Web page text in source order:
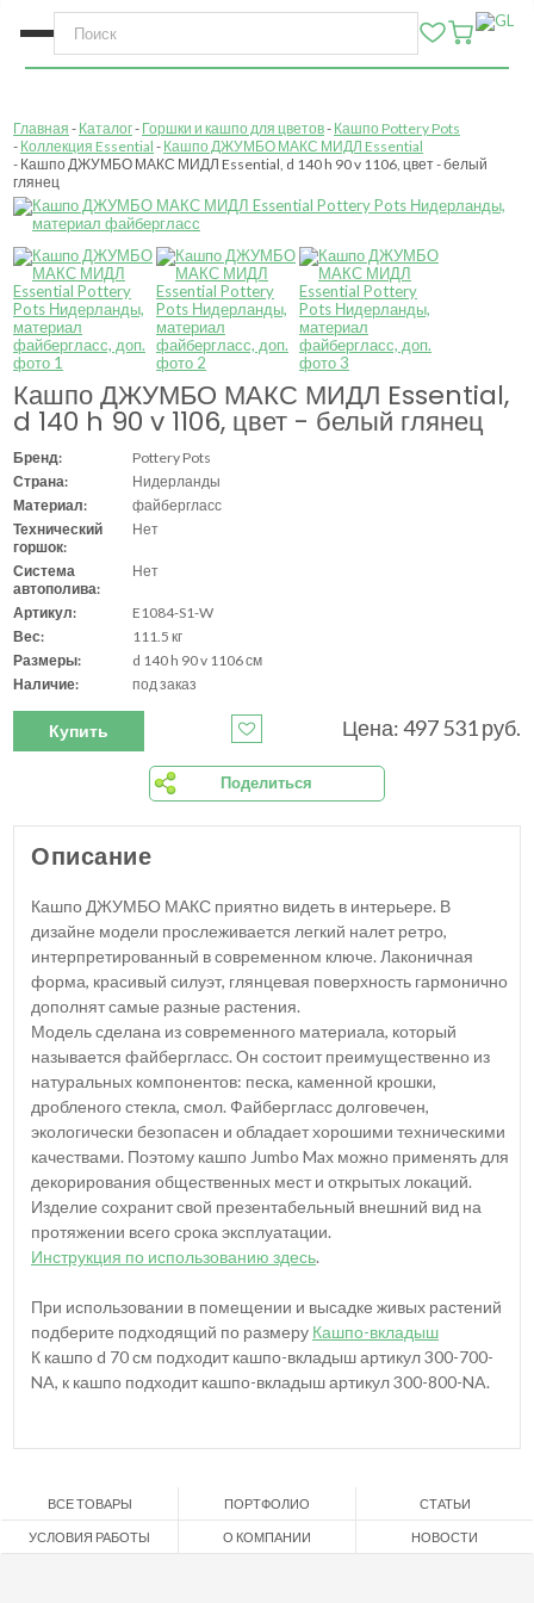
Главная Каталог Горшки и кашпо для цветов Кашпо Pottery Pots
Коллекция Essential
Кашпо ДЖУМБО МАКС МИДЛ Essential
Кашпо ДЖУМБО МАКС МИДЛ Essential, d 140 h 90 v 1106, цвет - белый
глянец
Кашпо ДЖУМБО МАКС МИДЛ Essential,
d 140 h 90 v 1106, цвет - белый глянец
Бренд:
Pottery Pots
Страна:
Нидерланды
Материал:
файбергласс
Технический
горшок:
Нет
Система
автополива:
Нет
Артикул:
E1084-S1-W
Вес:
111.5 кг
Размеры:
d 140 h 90 v 1106 см
Наличие:
под заказ
Купить Цена: 497 531 руб.
Поделиться
Описание
Кашпо ДЖУМБО МАКС приятно видеть в интерьере. В
дизайне модели прослеживается легкий налет ретро,
интерпретированный в современном ключе. Лаконичная
форма, красивый силуэт, глянцевая поверхность гармонично
дополнят самые разные растения.
Модель сделана из современного материала, который
называется файбергласс. Он состоит преимущественно из
натуральных компонентов: песка, каменной крошки,
дробленого стекла, смол. Файбергласс долговечен,
экологически безопасен и обладает хорошими техническими
качествами. Поэтому кашпо Jumbo Max можно применять для
декорирования общественных мест и открытых локаций.
Изделие сохранит свой презентабельный внешний вид на
протяжении всего срока эксплуатации.
Инструкция по использованию здесь.
При использовании в помещении и высадке живых растений
подберите подходящий по размеру Кашпо-вкладыш
К кашпо d 70 см подходит кашпо-вкладыш артикул 300-700-
NA, к кашпо подходит кашпо-вкладыш артикул 300-800-NA.
ВСЕ ТОВАРЫ ПОРТФОЛИО СТАТЬИ
УСЛОВИЯ РАБОТЫ О КОМПАНИИ НОВОСТИ